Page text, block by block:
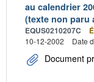
au calendrier
(texte non paru
EQUS0210207C
10-12-2002
Date
Document